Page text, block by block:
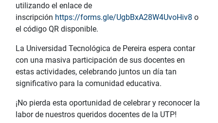
utilizando el enlace de
inscripción https://forms.gle/UgbBxA28W4UvoHiv8 o
el código QR disponible.
La Universidad Tecnológica de Pereira espera contar
con una masiva participación de sus docentes en
estas actividades, celebrando juntos un día tan
significativo para la comunidad educativa.
¡No pierda esta oportunidad de celebrar y reconocer la
labor de nuestros queridos docentes de la UTP!